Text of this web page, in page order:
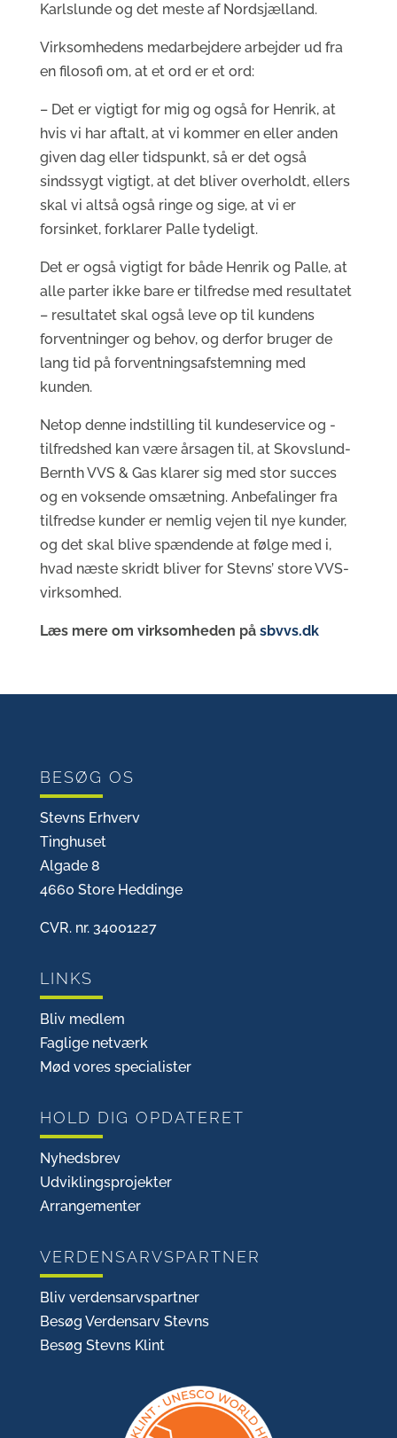
Karlslunde og det meste af Nordsjælland.
Virksomhedens medarbejdere arbejder ud fra
en filosofi om, at et ord er et ord:
– Det er vigtigt for mig og også for Henrik, at
hvis vi har aftalt, at vi kommer en eller anden
given dag eller tidspunkt, så er det også
sindssygt vigtigt, at det bliver overholdt, ellers
skal vi altså også ringe og sige, at vi er
forsinket, forklarer Palle tydeligt.
Det er også vigtigt for både Henrik og Palle, at
alle parter ikke bare er tilfredse med resultatet
– resultatet skal også leve op til kundens
forventninger og behov, og derfor bruger de
lang tid på forventningsafstemning med
kunden.
Netop denne indstilling til kundeservice og -
tilfredshed kan være årsagen til, at Skovslund-
Bernth VVS & Gas klarer sig med stor succes
og en voksende omsætning. Anbefalinger fra
tilfredse kunder er nemlig vejen til nye kunder,
og det skal blive spændende at følge med i,
hvad næste skridt bliver for Stevns’ store VVS-
virksomhed.
Læs mere om virksomheden på sbvvs.dk
BESØG OS
Stevns Erhverv
Tinghuset
Algade 8
4660 Store Heddinge
CVR. nr. 34001227
LINKS
Bliv medlem
Faglige netværk
Mød vores specialister
HOLD DIG OPDATERET
Nyhedsbrev
Udviklingsprojekter
Arrangementer
VERDENSARVSPARTNER
Bliv verdensarvspartner
Besøg Verdensarv Stevns
Besøg Stevns Klint